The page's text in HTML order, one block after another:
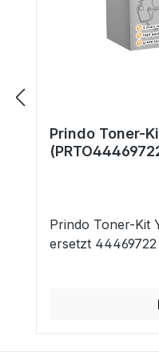
Prindo Toner-
Prindo Toner-Kit
ersetzt 44469722